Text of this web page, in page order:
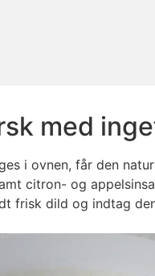
med
i ovnen, får den
citron- og
frisk dild og indtag